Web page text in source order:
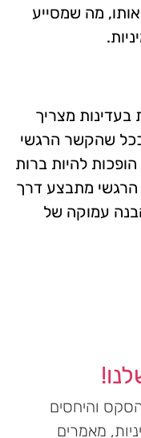
מה שמסייע
בעדינות מצריך
ככל שהקשר הרגשי
להיות ברות
הרגשי מתבצע דרך
עמוקה של
והיחסים
מאמרים